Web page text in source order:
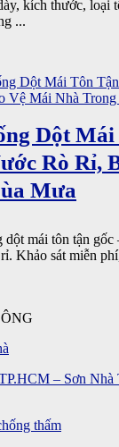
kích thước, loại
...
Dột
Rò Rỉ,
Mưa
dột mái tôn tận
Khảo sát miễn
– Sơn Nhà